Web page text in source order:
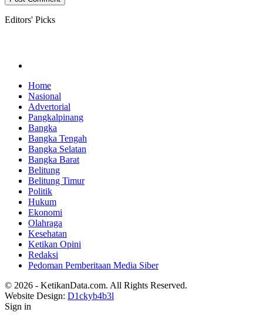
Editors' Picks
Home
Nasional
Advertorial
Pangkalpinang
Bangka
Bangka Tengah
Bangka Selatan
Bangka Barat
Belitung
Belitung Timur
Politik
Hukum
Ekonomi
Olahraga
Kesehatan
Ketikan Opini
Redaksi
Pedoman Pemberitaan Media Siber
© 2026 - KetikanData.com. All Rights Reserved.
Website Design: D1ckyb4b3l
Sign in